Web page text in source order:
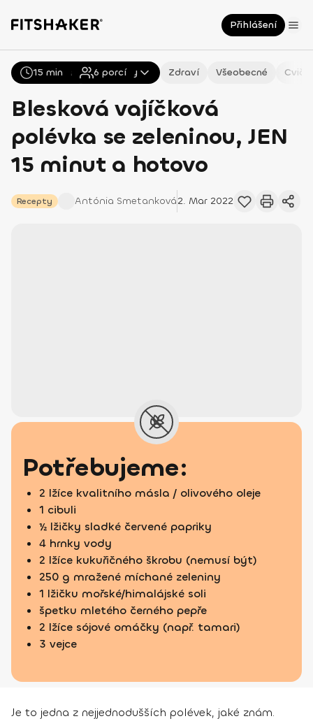
Přihlášení
Všechny Recepty Zdraví Všeobecné
Blesková vajíčková
polévka se zeleninou, JEN
15 minut a hotovo
Recepty Antónia Smetanková2. Mar 2022
15 min 6 porcí
Potřebujeme:
2 lžíce kvalitního másla / olivového oleje
1 cibuli
½ lžičky sladké červené papriky
4 hrnky vody
2 lžíce kukuřičného škrobu (nemusí být)
250 g mražené míchané zeleniny
1 lžičku mořské/himalájské soli
špetku mletého černého pepře
2 lžíce sójové omáčky (např. tamari)
3 vejce
Je to jedna z nejjednodušších polévek, jaké znám.